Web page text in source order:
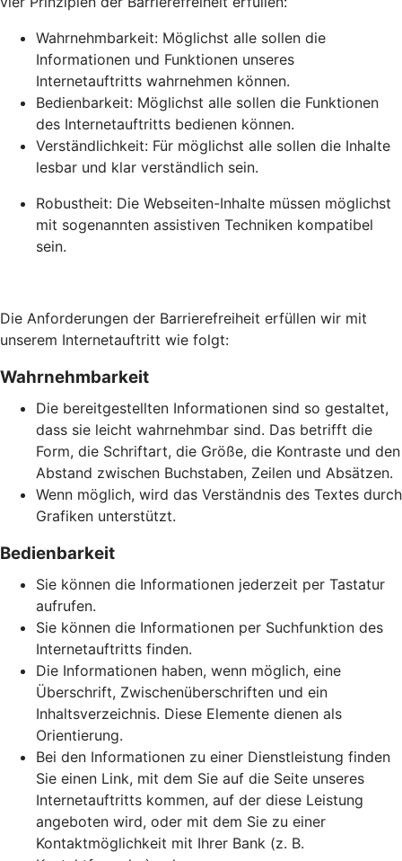
Wahrnehmbarkeit: Möglichst alle sollen die
Informationen und Funktionen unseres
Internetauftritts wahrnehmen können.
Bedienbarkeit: Möglichst alle sollen die Funktionen
des Internetauftritts bedienen können.
Verständlichkeit: Für möglichst alle sollen die Inhalte
lesbar und klar verständlich sein.
Robustheit: Die Webseiten-Inhalte müssen möglichst
mit sogenannten assistiven Techniken kompatibel
sein.
Die Anforderungen der Barrierefreiheit erfüllen wir mit
unserem Internetauftritt wie folgt:
Wahrnehmbarkeit
Die bereitgestellten Informationen sind so gestaltet,
dass sie leicht wahrnehmbar sind. Das betrifft die
Form, die Schriftart, die Größe, die Kontraste und den
Abstand zwischen Buchstaben, Zeilen und Absätzen.
Wenn möglich, wird das Verständnis des Textes durch
Grafiken unterstützt.
Bedienbarkeit
Sie können die Informationen jederzeit per Tastatur
aufrufen.
Sie können die Informationen per Suchfunktion des
Internetauftritts finden.
Die Informationen haben, wenn möglich, eine
Überschrift, Zwischenüberschriften und ein
Inhaltsverzeichnis. Diese Elemente dienen als
Orientierung.
Bei den Informationen zu einer Dienstleistung finden
Sie einen Link, mit dem Sie auf die Seite unseres
Internetauftritts kommen, auf der diese Leistung
angeboten wird, oder mit dem Sie zu einer
Kontaktmöglichkeit mit Ihrer Bank (z. B.